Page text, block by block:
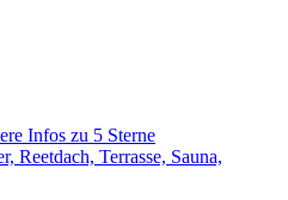
Infos zu 5 Sterne
Reetdach, Terrasse, Sauna,